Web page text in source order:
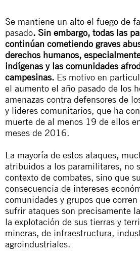
Se mantiene un alto el fuego de
pasado. Sin embargo, todas las
continúan cometiendo graves
derechos humanos,
indígenas y las comunidades
campesinas. Es motivo en
el aumento el año pasado de los
amenazas contra defensores de
y líderes comunitarios, que ha
muerte de al menos 19 de ellos
meses de 2016.
La mayoría de estos ataques,
atribuidos a los paramilitares, no
contexto de combates, sino que
consecuencia de intereses
comunidades y grupos que
sufrir ataques son precisamente
la explotación de sus tierras y
mineras, de infraestructura,
agroindustriales.